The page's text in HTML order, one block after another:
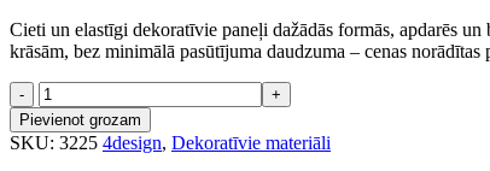
Cieti un elastīgi dekoratīvie paneļi dažādās formās, apdarēs
krāsām, bez minimālā pasūtījuma daudzuma – cenas norādītas
Milled
P4/6/8/12
daudzums
Pievienot grozam
SKU: 3225 4design, Dekoratīvie materiāli